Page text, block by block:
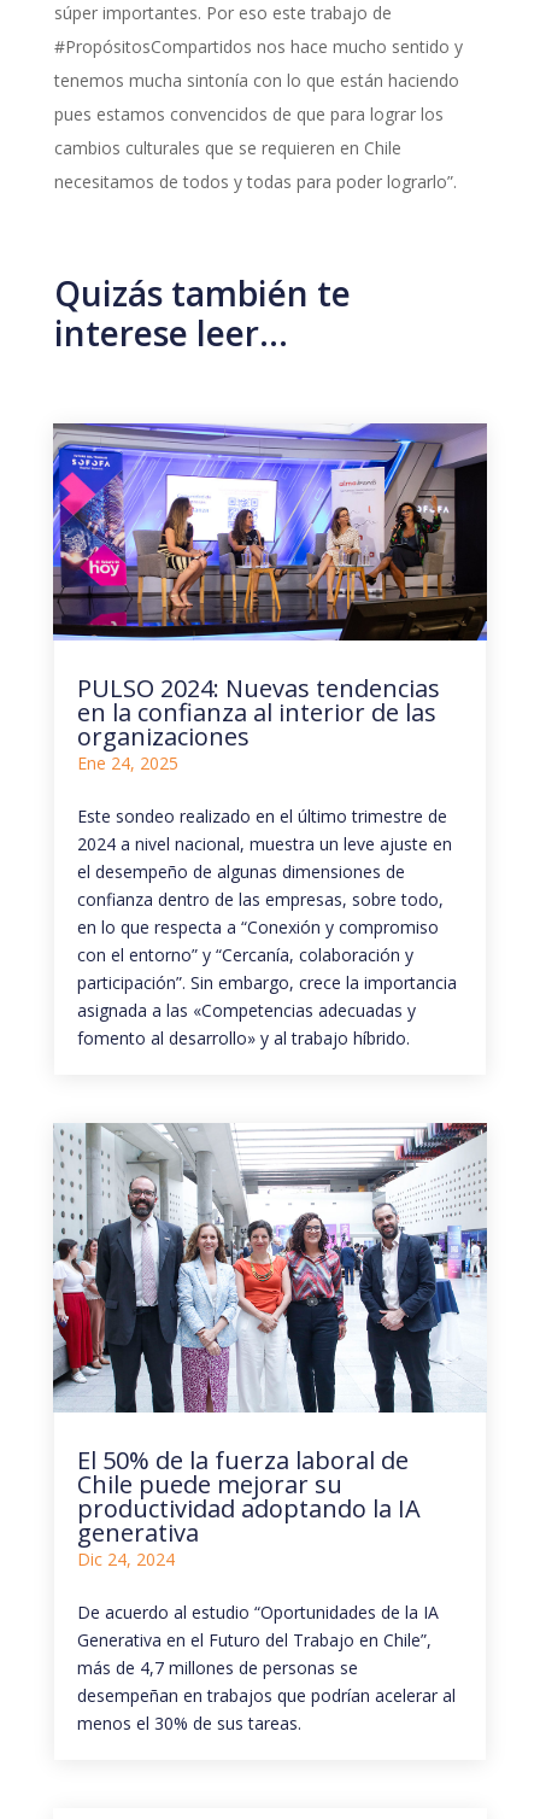
súper importantes. Por eso este trabajo de
#PropósitosCompartidos nos hace mucho sentido y
tenemos mucha sintonía con lo que están haciendo
pues estamos convencidos de que para lograr los
cambios culturales que se requieren en Chile
necesitamos de todos y todas para poder lograrlo”.
Quizás también te
interese leer…
PULSO 2024: Nuevas tendencias
en la confianza al interior de las
organizaciones
Ene 24, 2025
Este sondeo realizado en el último trimestre de
2024 a nivel nacional, muestra un leve ajuste en
el desempeño de algunas dimensiones de
confianza dentro de las empresas, sobre todo,
en lo que respecta a “Conexión y compromiso
con el entorno” y “Cercanía, colaboración y
participación”. Sin embargo, crece la importancia
asignada a las «Competencias adecuadas y
fomento al desarrollo» y al trabajo híbrido.
El 50% de la fuerza laboral de
Chile puede mejorar su
productividad adoptando la IA
generativa
Dic 24, 2024
De acuerdo al estudio “Oportunidades de la IA
Generativa en el Futuro del Trabajo en Chile”,
más de 4,7 millones de personas se
desempeñan en trabajos que podrían acelerar al
menos el 30% de sus tareas.